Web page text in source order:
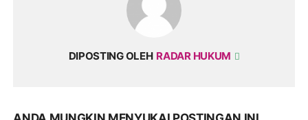
DIPOSTING OLEH RADAR HUKUM